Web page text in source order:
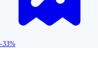
-33%